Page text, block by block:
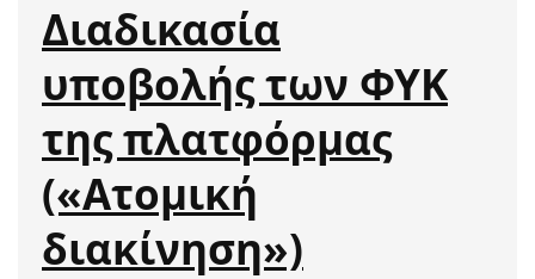
Διαδικασία
υποβολής των ΦΥΚ
της πλατφόρμας
(«Ατομική
διακίνηση»)